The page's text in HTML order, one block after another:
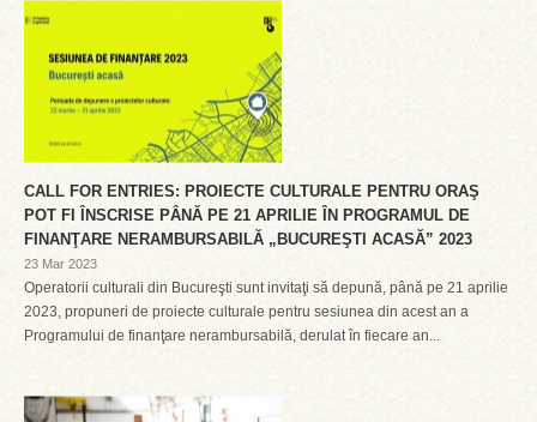
CALL FOR ENTRIES: PROIECTE CULTURALE PENTRU ORAŞ
POT FI ÎNSCRISE PÂNĂ PE 21 APRILIE ÎN PROGRAMUL DE
FINANŢARE NERAMBURSABILĂ „BUCUREŞTI ACASĂ” 2023
23 Mar 2023
Operatorii culturali din Bucureşti sunt invitaţi să depună, până pe 21 aprilie
2023, propuneri de proiecte culturale pentru sesiunea din acest an a
Programului de finanţare nerambursabilă, derulat în fiecare an...